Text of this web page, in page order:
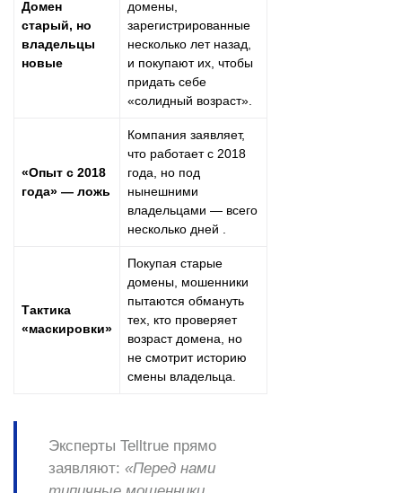
Домен
старый, но
владельцы
новые
домены,
зарегистрированные
несколько лет назад,
и покупают их, чтобы
придать себе
«солидный возраст».
«Опыт с 2018
года» — ложь
Компания заявляет,
что работает с 2018
года, но под
нынешними
владельцами — всего
несколько дней .
Тактика
«маскировки»
Покупая старые
домены, мошенники
пытаются обмануть
тех, кто проверяет
возраст домена, но
не смотрит историю
смены владельца.
Эксперты Telltrue прямо
заявляют: «Перед нами